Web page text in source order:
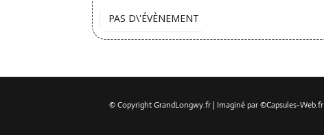
PAS D\'ÉVÈNEMENT
© Copyright GrandLongwy.fr | Imaginé par ©‎Capsules-Web.fr